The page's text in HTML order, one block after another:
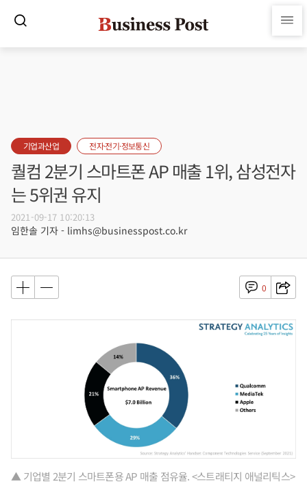
기업과산업 전자·전기·정보통신
퀄컴 2분기 스마트폰 AP 매출 1위, 삼성전자
는 5위권 유지
2021-09-17 10:20:13
임한솔 기자 - limhs@businesspost.co.kr
0
▲ 기업별 2분기 스마트폰용 AP 매출 점유율. <스트래티지 애널리틱스>